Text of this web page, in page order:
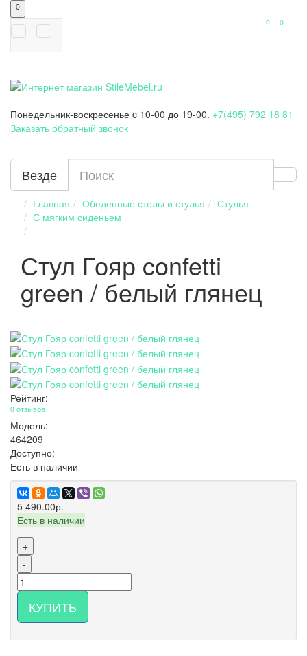
0
0
0
Понедельник-воскресенье c 10-00 до 19-00. +7(495) 792 18 81
Заказать обратный звонок
Везде
Главная Обеденные столы и стулья
Стулья
С мягким сиденьем
Стул Гояр confetti
green / белый глянец
Рейтинг:
0 отзывов
Модель:
464209
Доступно:
Есть в наличии
5 490.00р.
Есть в наличии
+
-
КУПИТЬ